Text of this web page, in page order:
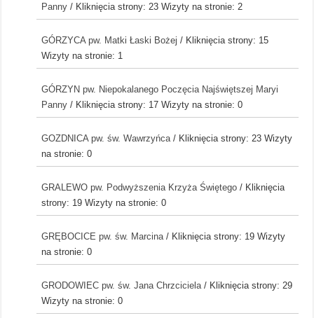
Panny / Kliknięcia strony: 23 Wizyty na stronie: 2
GÓRZYCA pw. Matki Łaski Bożej / Kliknięcia strony: 15
Wizyty na stronie: 1
GÓRZYN pw. Niepokalanego Poczęcia Najświętszej Maryi
Panny / Kliknięcia strony: 17 Wizyty na stronie: 0
GOZDNICA pw. św. Wawrzyńca / Kliknięcia strony: 23 Wizyty
na stronie: 0
GRALEWO pw. Podwyższenia Krzyża Świętego / Kliknięcia
strony: 19 Wizyty na stronie: 0
GRĘBOCICE pw. św. Marcina / Kliknięcia strony: 19 Wizyty
na stronie: 0
GRODOWIEC pw. św. Jana Chrzciciela / Kliknięcia strony: 29
Wizyty na stronie: 0